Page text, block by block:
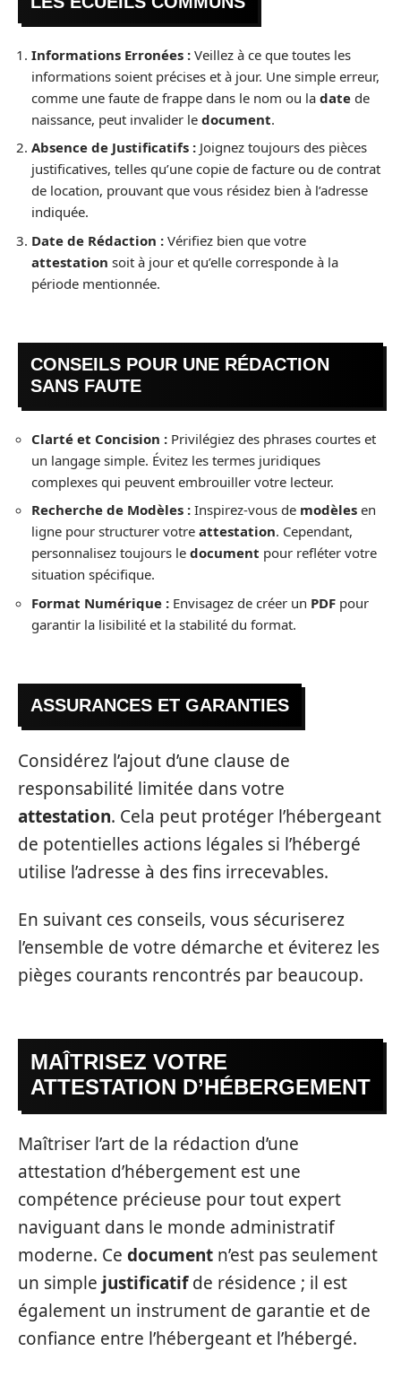
Informations Erronées : Veillez à ce que toutes les
informations soient précises et à jour. Une simple erreur,
comme une faute de frappe dans le nom ou la date de
naissance, peut invalider le document.
Absence de Justificatifs : Joignez toujours des pièces
justificatives, telles qu’une copie de facture ou de contrat
de location, prouvant que vous résidez bien à l’adresse
indiquée.
Date de Rédaction : Vérifiez bien que votre
attestation soit à jour et qu’elle corresponde à la
période mentionnée.
CONSEILS POUR UNE RÉDACTION
SANS FAUTE
Clarté et Concision : Privilégiez des phrases courtes et
un langage simple. Évitez les termes juridiques
complexes qui peuvent embrouiller votre lecteur.
Recherche de Modèles : Inspirez-vous de modèles en
ligne pour structurer votre attestation. Cependant,
personnalisez toujours le document pour refléter votre
situation spécifique.
Format Numérique : Envisagez de créer un PDF pour
garantir la lisibilité et la stabilité du format.
ASSURANCES ET GARANTIES
Considérez l’ajout d’une clause de
responsabilité limitée dans votre
attestation. Cela peut protéger l’hébergeant
de potentielles actions légales si l’hébergé
utilise l’adresse à des fins irrecevables.
En suivant ces conseils, vous sécuriserez
l’ensemble de votre démarche et éviterez les
pièges courants rencontrés par beaucoup.
MAÎTRISEZ VOTRE
ATTESTATION D’HÉBERGEMENT
Maîtriser l’art de la rédaction d’une
attestation d’hébergement est une
compétence précieuse pour tout expert
naviguant dans le monde administratif
moderne. Ce document n’est pas seulement
un simple justificatifde résidence ; il est
également un instrument de garantie et de
confiance entre l’hébergeant et l’hébergé.